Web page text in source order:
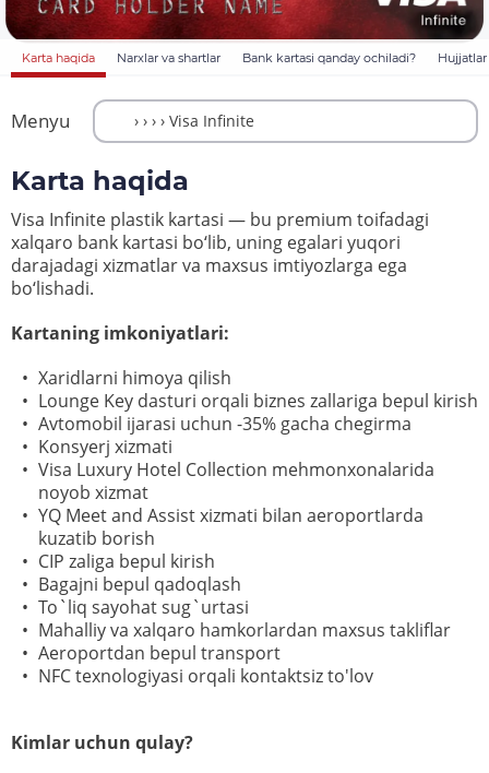
Karta haqida Narxlar va shartlar Bank kartasi qanday ochiladi? Hujjatlar
Menyu
Karta haqida
Visa Infinite plastik kartasi — bu premium toifadagi
xalqaro bank kartasi bo‘lib, uning egalari yuqori
darajadagi xizmatlar va maxsus imtiyozlarga ega
bo‘lishadi.
Kartaning imkoniyatlari:
Xaridlarni himoya qilish
Lounge Key dasturi orqali biznes zallariga bepul kirish
Avtomobil ijarasi uchun -35% gacha chegirma
Konsyerj xizmati
Visa Luxury Hotel Collection mehmonxonalarida
noyob xizmat
YQ Meet and Assist xizmati bilan aeroportlarda
kuzatib borish
CIP zaliga bepul kirish
Bagajni bepul qadoqlash
To`liq sayohat sug`urtasi
Mahalliy va xalqaro hamkorlardan maxsus takliflar
Aeroportdan bepul transport
NFC texnologiyasi orqali kontaktsiz to'lov
Kimlar uchun qulay?